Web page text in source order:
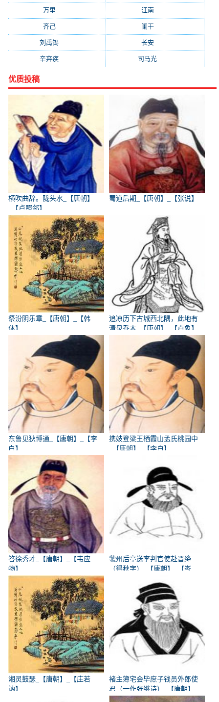
万里 江南(805)
齐己(781) 阑干(723)
刘禹锡 长安(695)
辛弃疾 司马光
优质投稿
横吹曲辞。陇头水_【唐朝】
_【卢照邻】
蜀道后期_【唐朝】_【张说】
祭汾阴乐章_【唐朝】_【韩
休】
追凉历下古城西北隅，此地有
清泉乔木_【唐朝】_【卢象】
东鲁见狄博通_【唐朝】_【李
白】
携妓登梁王栖霞山孟氏桃园中
_【唐朝】_【李白】
答徐秀才_【唐朝】_【韦应
物】
虢州后亭送李判官使赴晋绛
（得秋字）_【唐朝】_【岑
湘灵鼓瑟_【唐朝】_【庄若
讷】
褚主簿宅会毕庶子钱员外郎使
君（一作张继诗）_【唐朝】
_【韩翃】